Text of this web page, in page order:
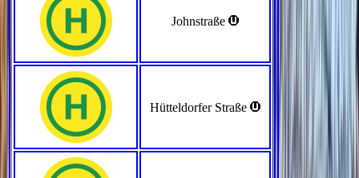
Johnstraße >
Hütteldorfer Straße >